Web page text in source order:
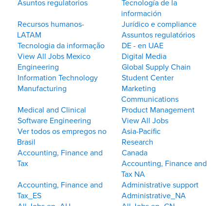
Asuntos regulatorios
Tecnología de la
información
Recursos humanos-
LATAM
Jurídico e compliance
Assuntos regulatórios
Tecnologia da informação
DE - en UAE
View All Jobs Mexico
Digital Media
Engineering
Global Supply Chain
Information Technology
Student Center
Manufacturing
Marketing
Communications
Medical and Clinical
Product Management
Software Engineering
View All Jobs
Ver todos os empregos no
Brasil
Asia-Pacific
Research
Accounting, Finance and
Tax
Canada
Accounting, Finance and
Tax NA
Accounting, Finance and
Tax_ES
Administrative support
Administrative_NA